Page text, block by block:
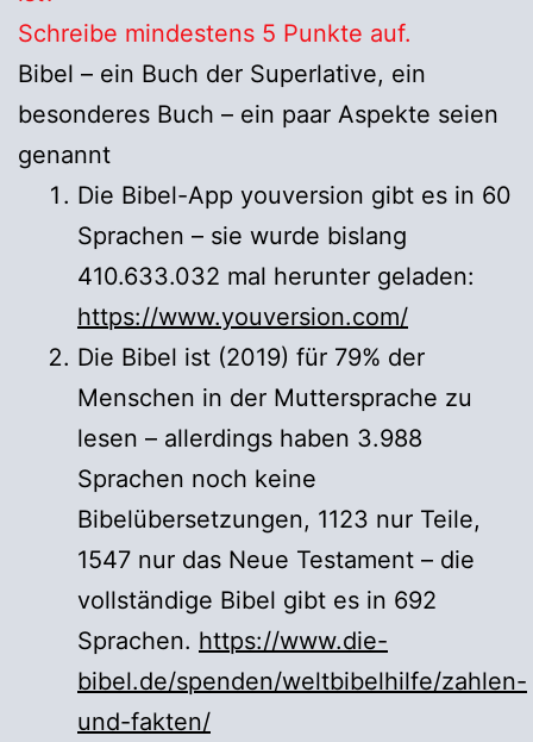
Schreibe mindestens 5 Punkte auf.
Bibel – ein Buch der Superlative, ein
besonderes Buch – ein paar Aspekte seien
genannt
Die Bibel-App youversion gibt es in 60
Sprachen – sie wurde bislang
410.633.032 mal herunter geladen:
https://www.youversion.com/
Die Bibel ist (2019) für 79% der
Menschen in der Muttersprache zu
lesen – allerdings haben 3.988
Sprachen noch keine
Bibelübersetzungen, 1123 nur Teile,
1547 nur das Neue Testament – die
vollständige Bibel gibt es in 692
Sprachen. https://www.die-
bibel.de/spenden/weltbibelhilfe/zahlen-
und-fakten/